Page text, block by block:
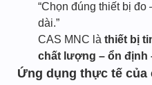
“Chọn đúng thiết bị
dài.”
CAS MNC là thiết bị
chất lượng – ổn định
Ứng dụng thực tế của